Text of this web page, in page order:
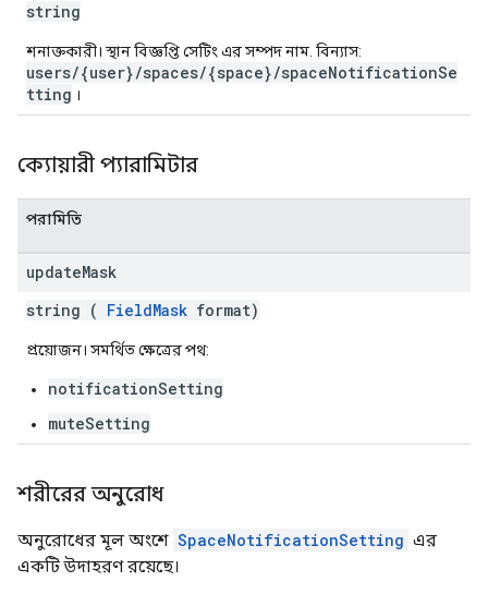
string
শনাক্তকারী। স্থান বিজ্ঞপ্তি সেটিং এর সম্পদ নাম. বিন্যাস:
users/{user}/spaces/{space}/spaceNotificationSe
tting ।
ক্যোয়ারী প্যারামিটার
পরামিতি
updateMask
string ( FieldMask format)
প্রয়োজন। সমর্থিত ক্ষেত্রের পথ:
notificationSetting
muteSetting
শরীরের অনুরোধ
অনুরোধের মূল অংশে SpaceNotificationSetting এর
একটি উদাহরণ রয়েছে।